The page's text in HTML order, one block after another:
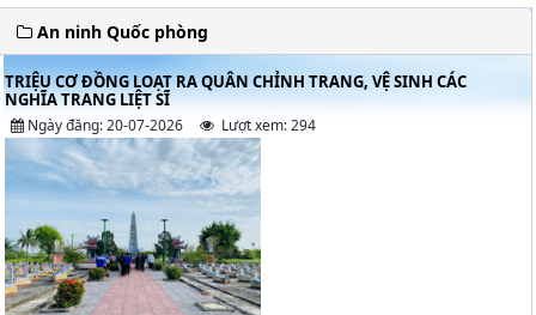
An ninh Quốc phòng
TRIỆU CƠ ĐỒNG LOẠT RA QUÂN CHỈNH TRANG, VỆ SINH CÁC
NGHĨA TRANG LIỆT SĨ
Ngày đăng: 20-07-2026 Lượt xem: 294